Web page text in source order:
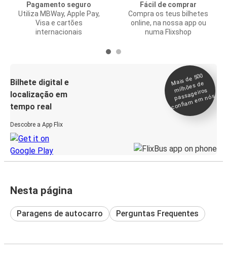
Pagamento seguro
Utiliza MBWay, Apple Pay,
Visa e cartões
internacionais
Fácil de comprar
Compra os teus bilhetes
online, na nossa app ou
numa Flixshop
Bilhete digital e
localização em
tempo real
Descobre a App Flix
Mais de 500
milhões de
passageiros
confia
m e
m nós
Nesta página
Paragens de autocarro Perguntas Frequentes